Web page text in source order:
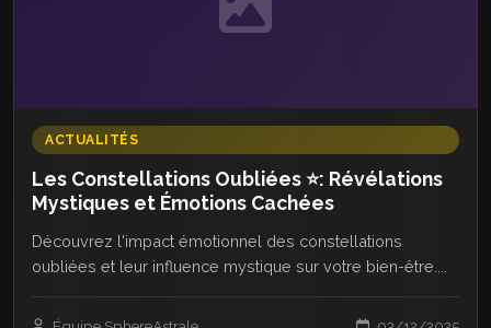
ACTUALITÉS
Les Constellations Oubliées ⭐: Révélations
Mystiques et Émotions Cachées
Découvrez l'impact émotionnel des constellations
oubliées et leur influence mystique sur votre bien-être....